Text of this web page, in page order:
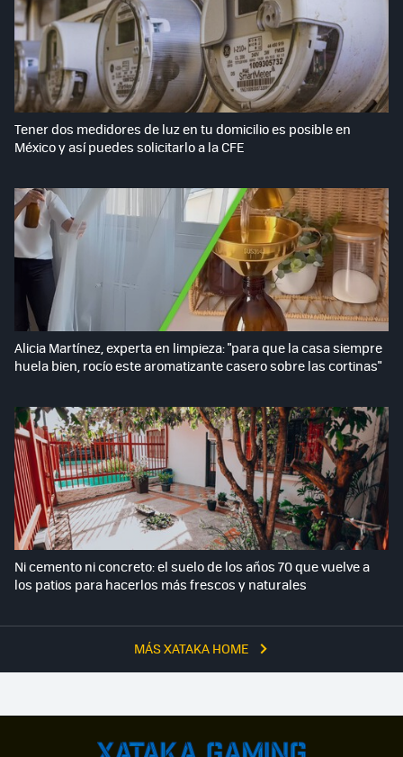
MÁS XATAKA HOME
Tener dos medidores de luz en tu domicilio es posible en
México y así puedes solicitarlo a la CFE
Alicia Martínez, experta en limpieza: "para que la casa siempre
huela bien, rocío este aromatizante casero sobre las cortinas"
Ni cemento ni concreto: el suelo de los años 70 que vuelve a
los patios para hacerlos más frescos y naturales